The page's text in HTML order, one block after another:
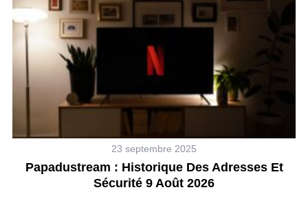
23 septembre 2025
Papadustream : Historique Des Adresses Et
Sécurité 9 Août 2026